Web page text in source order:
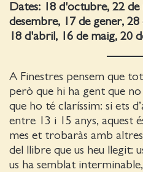
Dates: 18 d'octubre, 22
desembre, 17 de gener,
18 d'abril, 16 de maig, 20
A Finestres pensem que
però que hi ha gent que
que ho té claríssim: si ets
entre 13 i 15 anys, aquest
mes et trobaràs amb
del llibre que us heu llegit:
us ha semblat